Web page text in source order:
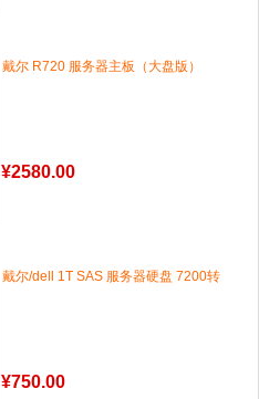
戴尔 R720 服务器主板（大盘版）
¥2580.00
戴尔/dell 1T SAS 服务器硬盘 7200转
¥750.00